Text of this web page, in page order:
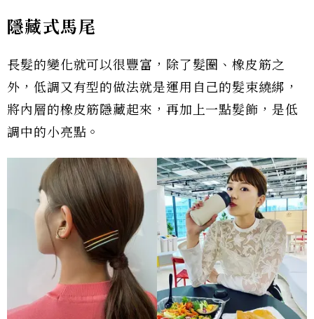
隱藏式馬尾
長髮的變化就可以很豐富，除了髮圈、橡皮筋之
外，低調又有型的做法就是運用自己的髮束繞綁，
將內層的橡皮筋隱藏起來，再加上一點髮飾，是低
調中的小亮點。